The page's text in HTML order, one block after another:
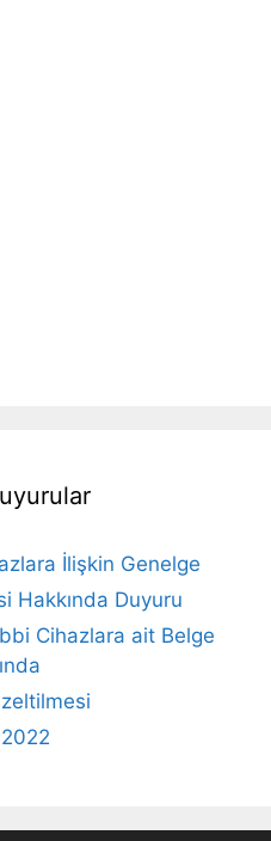
İlişkin Genelge
Hakkında Duyuru
Cihazlara ait Belge